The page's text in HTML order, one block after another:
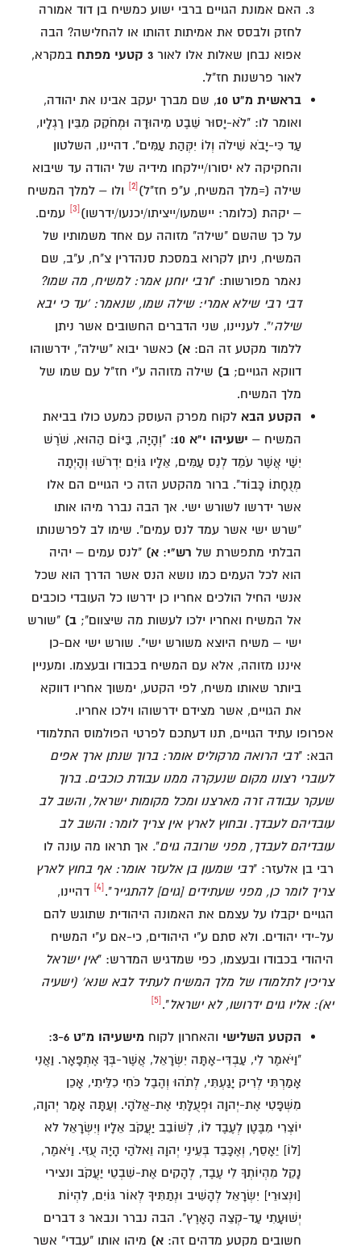
האם אמונת הגויים ברבי ישוע כמשיח בן דוד אמורה
לחזק ולבסס את אמיתות זהותו או להחלישה? הבה
אפוא נבחן שאלות אלו לאור 3 קטעי מפתח
במקרא,
לאור פרשנות חז"ל.
בראשית מ"ט 10
, שם מברך יעקב אבינו את יהודה,
ואומר לו: "לֹא-יָסוּר שֵׁבֶט מִיהוּדָה וּמְחֹקֵק מִבֵּין רַגְלָיו,
עַד כִּי-יָבֹא שִׁילֹה וְלוֹ יִקְּהַת עַמִּים". דהיינו, השלטון
והחקיקה לא יסורו/יילקחו מידיה של יהודה עד שיבוא
שילה (=מלך המשיח, ע"פ חז"ל) [2]
ולו – למלך המשיח
– יקהת (כלומר: יישמעו/ייציתו/יכנעו/ידרשו) [3]
עמים.
על כך שהשם "שילה" מזוהה עם אחד משמותיו של
המשיח, ניתן לקרוא במסכת סנהדרין צ"ח, ע"ב, שם
נאמר מפורשות: "ורבי יוחנן אמר: למשיח, מה שמו?
דבי רבי שילא אמרי: שילה שמו, שנאמר: 'עד כי יבא
שילה'". לעניינו, שני הדברים החשובים אשר ניתן
ללמוד מקטע זה הם: א) כאשר יבוא "שילה", ידרשוהו
דווקא הגויים; ב) שילה מזוהה ע"י חז"ל עם שמו של
מלך המשיח.
הקטע הבא לקוח מפרק העוסק כמעט כולו בביאת
המשיח – ישעיהו י"א 10
: "וְהָיָה, בַּיּוֹם הַהוּא, שֹׁרֶשׁ
יִשַׁי אֲשֶׁר עֹמֵד לְנֵס עַמִּים, אֵלָיו גּוֹיִם יִדְרֹשׁוּ וְהָיְתָה
מְנֻחָתוֹ כָּבוֹד". ברור מהקטע הזה כי הגויים הם אלו
אשר ידרשו לשורש ישי. אך הבה נברר מיהו אותו
"שרש ישי אשר עמד לנס עמים". שימו לב לפרשנותו
הבלתי מתפשרת של רש"י: א) "לנס עמים – יהיה
הוא לכל העמים כמו נושא הנס אשר הדרך הוא שכל
אנשי החיל הולכים אחריו כן ידרשו כל העובדי כוכבים
אל המשיח ואחריו ילכו לעשות מה שיצוום"; ב) "שורש
ישי – משיח היוצא משורש ישי". שורש ישי אם-כן
איננו מזוהה, אלא עם המשיח בכבודו ובעצמו. ומעניין
ביותר שאותו משיח, לפי הקטע, ימשוך אחריו דווקא
את הגויים, אשר מצידם ידרשוהו וילכו אחריו.
אפרופו עתיד הגויים, תנו דעתכם לפרטי הפולמוס התלמודי
הבא: "רבי הרואה מרקוליס אומר: ברוך שנתן ארך אפים
לעוברי רצונו מקום שנעקרה ממנו עבודת כוכבים. ברוך
שעקר עבודה זרה מארצנו ומכל מקומות ישראל, והשב לב
עובדיהם לעבדך. ובחוץ לארץ אין צריך לומר: והשב לב
עובדיהם לעבדך, מפני שרובה גוים"
. אך תראו מה עונה לו
רבי בן אלעזר: "רבי שמעון בן אלעזר אומר: אף בחוץ לארץ
צריך לומר כן, מפני שעתידים [גוים] להתגייר".
[4]
דהיינו,
הגויים יקבלו על עצמם את האמונה היהודית שתוגש להם
על-ידי יהודים. ולא סתם ע"י היהודים, כי-אם ע"י המשיח
היהודי בכבודו ובעצמו, כפי שמדגיש המדרש: "אין ישראל
צריכין לתלמודו של מלך המשיח לעתיד לבא שנא' (ישעיה
יא): אליו גוים ידרושו, לא ישראל".
[5]
הקטע השלישי והאחרון לקוח מישעיהו מ"ט 3-6
:
"וַיֹּאמֶר לִי, עַבְדִּי-אָתָּה יִשְׂרָאֵל, אֲשֶׁר-בְּךָ אֶתְפָּאָר. וַאֲנִי
אָמַרְתִּי לְרִיק יָגַעְתִּי, לְתֹהוּ וְהֶבֶל כֹּחִי כִלֵּיתִי, אָכֵן
מִשְׁפָּטִי אֶת-יְהוָה וּפְעֻלָּתִי אֶת-אֱלֹהָי. וְעַתָּה אָמַר יְהוָה,
יוֹצְרִי מִבֶּטֶן לְעֶבֶד לוֹ, לְשׁוֹבֵב יַעֲקֹב אֵלָיו וְיִשְׂרָאֵל לא
[לוֹ] יֵאָסֵף, וְאֶכָּבֵד בְּעֵינֵי יְהוָה וֵאלֹהַי הָיָה עֻזִּי. וַיֹּאמֶר,
נָקֵל מִהְיוֹתְךָ לִי עֶבֶד, לְהָקִים אֶת-שִׁבְטֵי יַעֲקֹב ונצירי
[וּנְצוּרֵי] יִשְׂרָאֵל לְהָשִׁיב וּנְתַתִּיךָ לְאוֹר גּוֹיִם, לִהְיוֹת
יְשׁוּעָתִי עַד-קְצֵה הָאָרֶץ". הבה נברר ונבאר 3 דברים
חשובים מקטע מדהים זה: א) מיהו אותו "עבדי" אשר